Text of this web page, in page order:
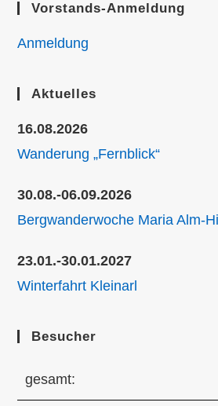
Vorstands-Anmeldung
Anmeldung
Aktuelles
16.08.2026
Wanderung „Fernblick“
30.08.-06.09.2026
Bergwanderwoche Maria Alm-
23.01.-30.01.2027
Winterfahrt Kleinarl
Besucher
gesamt: